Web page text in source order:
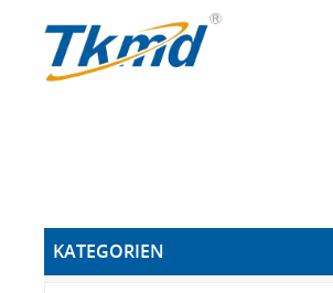
KATEGORIEN